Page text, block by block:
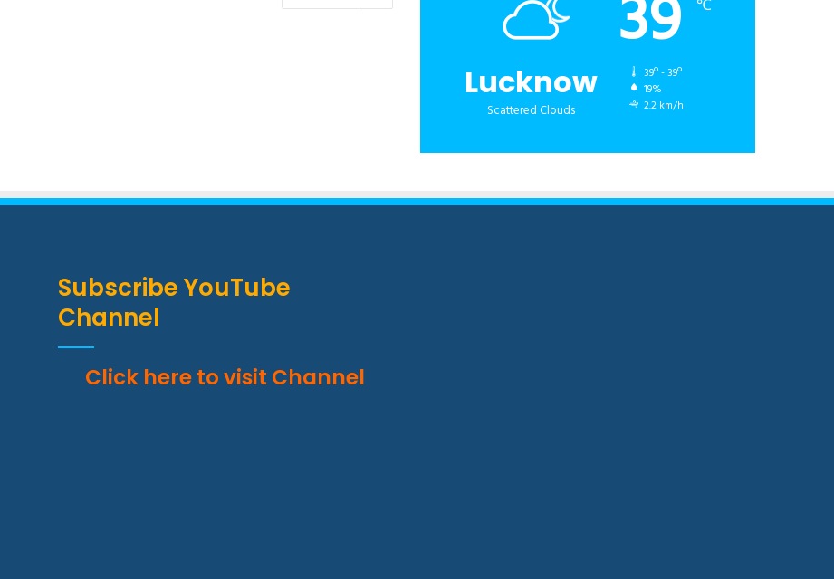
Lucknow
Scattered Clouds
39 ℃
39º - 39º
19%
2.2 km/h
Subscribe YouTube
Channel
Click here to visit Channel